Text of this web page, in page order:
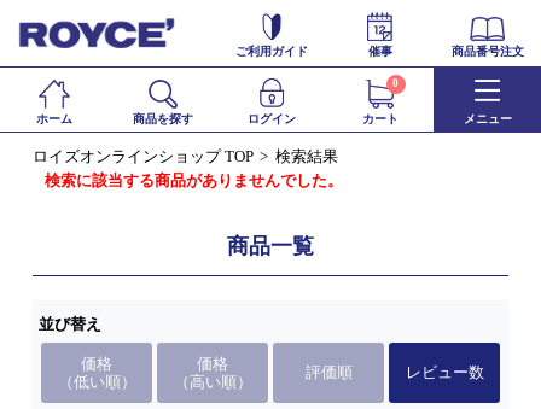
ご利用ガイド 催事 商品番号注文
ホーム 商品を探す ログイン カート
0
メニュー
ロイズオンラインショップ TOP
検索結果
検索に該当する商品がありませんでした。
商品一覧
並び替え
価格
（低い順）
価格
（高い順）
評価順 レビュー数